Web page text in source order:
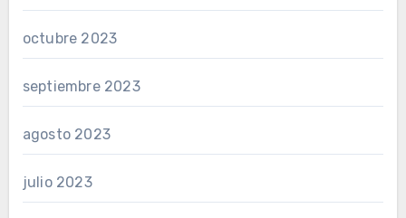
octubre 2023
septiembre 2023
agosto 2023
julio 2023